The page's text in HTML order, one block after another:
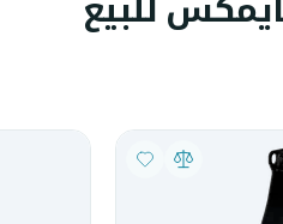
للبيع